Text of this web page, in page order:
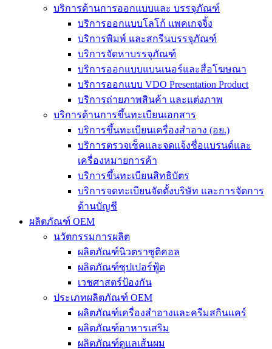
บริการด้านการออกแบบและ บรรจุภัณฑ์
บริการออกแบบโลโก้ แพคเกจจิ้ง
บริการพิมพ์ และสกรีนบรรจุภัณฑ์
บริการจัดหาบรรจุภัณฑ์
บริการออกแบบแบนเนอร์และสื่อโฆษณา
บริการออกแบบ VDO Presentation Product
บริการถ่ายภาพสินค้า และแต่งภาพ
บริการด้านการขึ้นทะเบียนเอกสาร
บริการขึ้นทะเบียนเครื่องสำอาง (อย.)
บริการตรวจเช็คและจดแจ้งชื่อแบรนด์และ
เครื่องหมายการค้า
บริการขึ้นทะเบียนสิทธิบัตร
บริการจดทะเบียนจัดตั้งบริษัท และการจัดการ
ด้านบัญชี
ผลิตภัณฑ์ OEM
นวัตกรรมการผลิต
ผลิตภัณฑ์นิวตราซูติคอล
ผลิตภัณฑ์ซุปเปอร์ฟู้ด
เวชศาสตร์ป้องกัน
ประเภทผลิตภัณฑ์ OEM
ผลิตภัณฑ์เครื่องสำอางและครีมสกินแคร์
ผลิตภัณฑ์อาหารเสริม
ผลิตภัณฑ์ดูแลเส้นผม